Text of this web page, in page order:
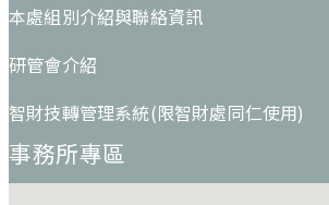
本處組別介紹與聯絡資訊
研管會介紹
智財技轉管理系統(限智財處同仁使用)
事務所專區